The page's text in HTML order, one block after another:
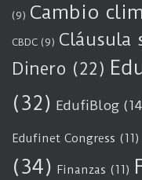
(9) Cambio
CBDC (9) Cláusula
Dinero (22)
(32) EdufiBlog
Edufinet Congress (11)
(34) Finanzas (11)